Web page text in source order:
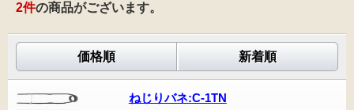
2件の商品がございます。
価格順 新着順
ねじりバネ:C-1TN